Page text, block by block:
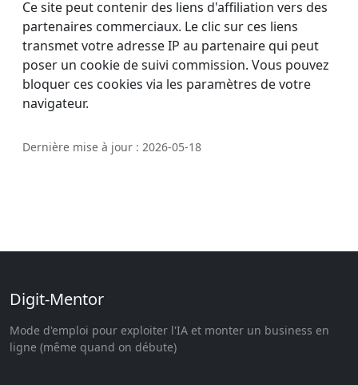
Ce site peut contenir des liens d'affiliation vers des
partenaires commerciaux. Le clic sur ces liens
transmet votre adresse IP au partenaire qui peut
poser un cookie de suivi commission. Vous pouvez
bloquer ces cookies via les paramètres de votre
navigateur.
Dernière mise à jour : 2026-05-18
Digit-Mentor
Mode d'emploi pour exploiter l'IA et monter un business en
ligne (même quand on débute)